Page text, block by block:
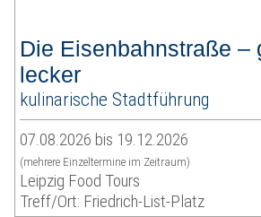
Die Eisenbahnstraße –
lecker
kulinarische Stadtführung
07.08.2026 bis 19.12.2026
(mehrere Einzeltermine im Zeitraum)
Leipzig Food Tours
Treff/Ort: Friedrich-List-Platz